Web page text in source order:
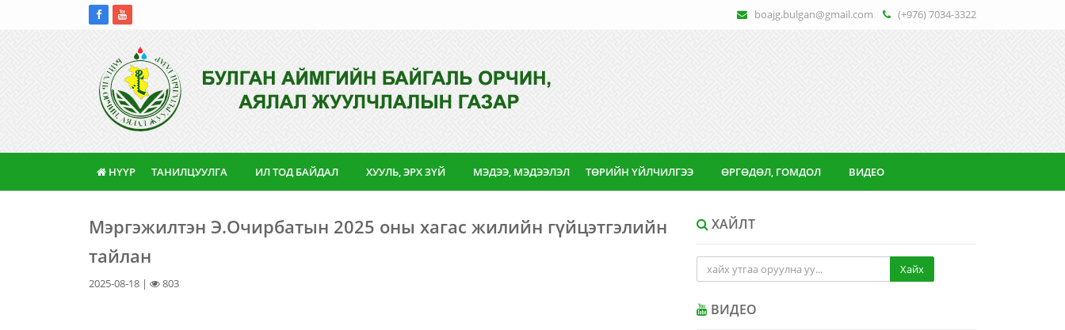
boajg.bulgan@gmail.com (+976) 7034-3322
НҮҮР ТАНИЛЦУУЛГА ИЛ ТОД БАЙДАЛ ХУУЛЬ, ЭРХ ЗҮЙ МЭДЭЭ, МЭДЭЭЛЭЛ ТӨРИЙН ҮЙЛЧИЛГЭЭ ӨРГӨДӨЛ, ГОМДОЛ ВИДЕО
Мэргэжилтэн Э.Очирбатын 2025 оны хагас жилийн гүйцэтгэлийн
тайлан
2025-08-18 | 803
ХАЙЛТ
Хайх
ВИДЕО